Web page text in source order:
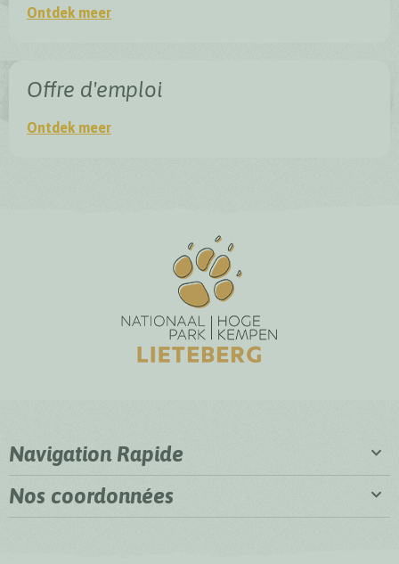
Ontdek meerNewsletter
Offre d'emploi
Ontdek meerOffre d'emploi
Navigation Rapide
Nos coordonnées